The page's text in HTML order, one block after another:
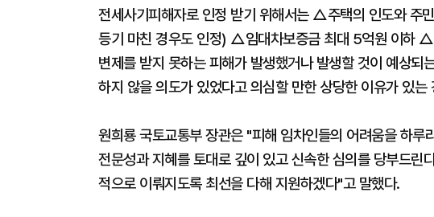
전세사기피해자로 인정 받기 위해서는 △주택의 인도와 주
등기 마친 경우도 인정) △임대차보증금 최대 5억원 이하 △
변제를 받지 못하는 피해가 발생했거나 발생할 것이 예상
하지 않을 의도가 있었다고 의심할 만한 상당한 이유가 있
원희룡 국토교통부 장관은 "피해 임차인들의 어려움을 하루
전문성과 지혜를 토대로 깊이 있고 신속한 심의를 당부드린
적으로 이뤄지도록 최선을 다해 지원하겠다"고 말했다.